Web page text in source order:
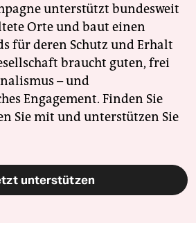
unterstützt bundesweit
Orte und baut einen
für deren Schutz und Erhalt
braucht guten, frei
– und
Engagement. Finden Sie
Sie mit und unterstützen Sie
unterstützen